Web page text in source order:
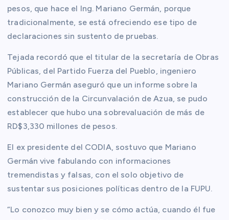
pesos, que hace el Ing. Mariano Germán, porque
tradicionalmente, se está ofreciendo ese tipo de
declaraciones sin sustento de pruebas.
Tejada recordó que el titular de la secretaría de Obras
Públicas, del Partido Fuerza del Pueblo, ingeniero
Mariano Germán aseguró que un informe sobre la
construcción de la Circunvalación de Azua, se pudo
establecer que hubo una sobrevaluación de más de
RD$3,330 millones de pesos.
El ex presidente del CODIA, sostuvo que Mariano
Germán vive fabulando con informaciones
tremendistas y falsas, con el solo objetivo de
sustentar sus posiciones políticas dentro de la FUPU.
“Lo conozco muy bien y se cómo actúa, cuando él fue